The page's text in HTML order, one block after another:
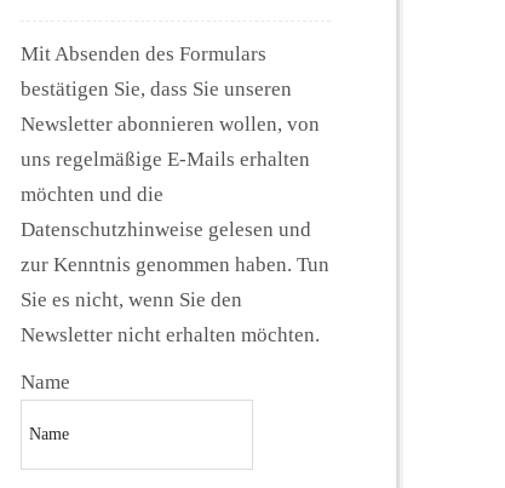
Mit Absenden des Formulars
bestätigen Sie, dass Sie unseren
Newsletter abonnieren wollen, von
uns regelmäßige E-Mails erhalten
möchten und die
Datenschutzhinweise gelesen und
zur Kenntnis genommen haben. Tun
Sie es nicht, wenn Sie den
Newsletter nicht erhalten möchten.
Name